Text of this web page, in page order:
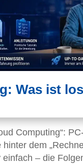
Was ist
Computing“:
dem
– die